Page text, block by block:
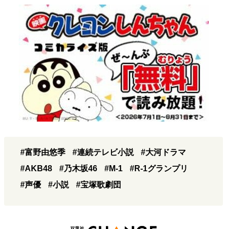
#富野由悠季 #連続テレビ小説
#大河ドラマ
#AKB48
#乃木坂46 #M-1
#R-1グランプリ
#声優
#小説 #宝塚歌劇団